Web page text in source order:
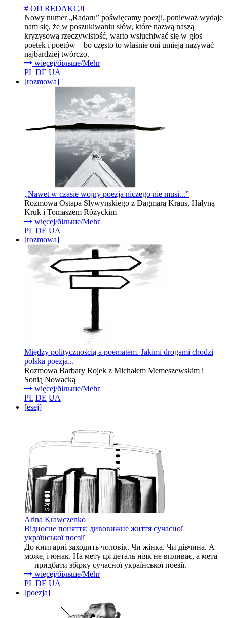
# OD REDAKCJI
Nowy numer „Radaru” poświęcamy poezji, ponieważ wydaje
nam się, że w poszukiwaniu słów, które nazwą naszą
kryzysową rzeczywistość, warto wsłuchiwać się w głos
poetek i poetów – bo często to właśnie oni umieją nazywać
najbardziej twórczo.
więcej/більше/Mehr
PL DE UA
[rozmowa]
„Nawet w czasie wojny poezja niczego nie musi...”
Rozmowa Ostapa Sływynskiego z Dagmarą Kraus, Hałyną
Kruk i Tomaszem Różyckim
więcej/більше/Mehr
PL DE UA
[rozmowa]
Między politycznością a poematem. Jakimi drogami chodzi
polska poezja...
Rozmowa Barbary Rojek z Michałem Memeszewskim i
Sonią Nowacką
więcej/більше/Mehr
PL DE UA
[esej]
Arina Krawczenko
Відносне поняття: дивовижне життя сучасної
української поезії
До книгарні заходить чоловік. Чи жінка. Чи дівчина. А
може, і юнак. На мету ця деталь ніяк не впливає, а мета
— придбати збірку сучасної української поезії.
więcej/більше/Mehr
PL DE UA
[poezja]